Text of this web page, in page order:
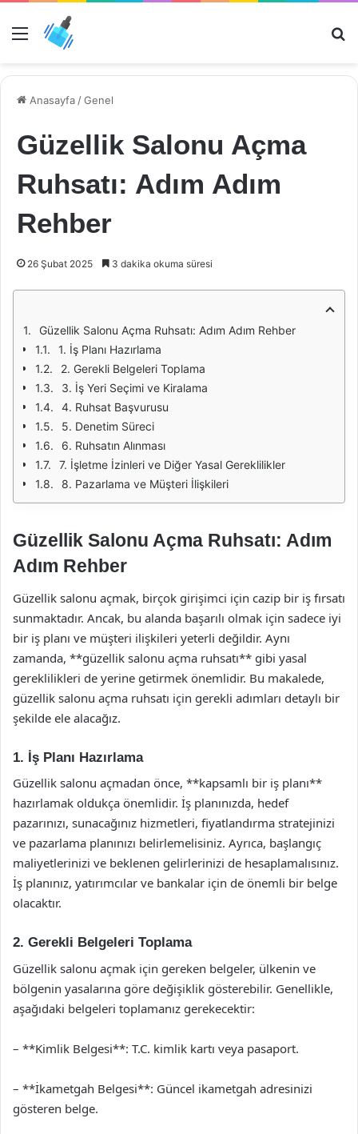
Menü
Anasayfa /Genel
Güzellik Salonu Açma
Ruhsatı: Adım Adım
Rehber
26 Şubat 2025 3 dakika okuma süresi
Güzellik Salonu Açma Ruhsatı: Adım Adım Rehber
1. İş Planı Hazırlama
2. Gerekli Belgeleri Toplama
3. İş Yeri Seçimi ve Kiralama
4. Ruhsat Başvurusu
5. Denetim Süreci
6. Ruhsatın Alınması
7. İşletme İzinleri ve Diğer Yasal Gereklilikler
8. Pazarlama ve Müşteri İlişkileri
Güzellik Salonu Açma Ruhsatı: Adım
Adım Rehber
Güzellik salonu açmak, birçok girişimci için cazip bir iş fırsatı
sunmaktadır. Ancak, bu alanda başarılı olmak için sadece iyi
bir iş planı ve müşteri ilişkileri yeterli değildir. Aynı
zamanda, **güzellik salonu açma ruhsatı** gibi yasal
gereklilikleri de yerine getirmek önemlidir. Bu makalede,
güzellik salonu açma ruhsatı için gerekli adımları detaylı bir
şekilde ele alacağız.
1. İş Planı Hazırlama
Güzellik salonu açmadan önce, **kapsamlı bir iş planı**
hazırlamak oldukça önemlidir. İş planınızda, hedef
pazarınızı, sunacağınız hizmetleri, fiyatlandırma stratejinizi
ve pazarlama planınızı belirlemelisiniz. Ayrıca, başlangıç
maliyetlerinizi ve beklenen gelirlerinizi de hesaplamalısınız.
İş planınız, yatırımcılar ve bankalar için de önemli bir belge
olacaktır.
2. Gerekli Belgeleri Toplama
Güzellik salonu açmak için gereken belgeler, ülkenin ve
bölgenin yasalarına göre değişiklik gösterebilir. Genellikle,
aşağıdaki belgeleri toplamanız gerekecektir:
– **Kimlik Belgesi**: T.C. kimlik kartı veya pasaport.
– **İkametgah Belgesi**: Güncel ikametgah adresinizi
gösteren belge.